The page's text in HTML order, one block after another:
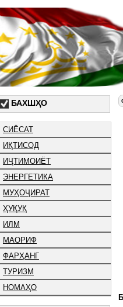
БАХШҲО
СИЁСАТ
ИҚТИСОД
ИҶТИМОИЁТ
ЭНЕРГЕТИКА
МУҲОҶИРАТ
ҲУҚУҚ
ИЛМ
МАОРИФ
ФАРҲАНГ
ТУРИЗМ
НОМАҲО